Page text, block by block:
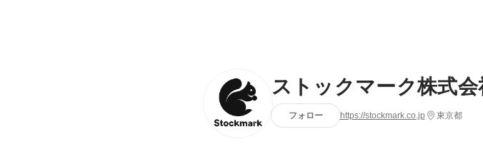
ストックマーク株式
フォロー https://stockmark.co.jp 東京都